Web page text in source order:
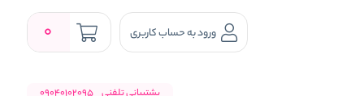
ورود به حساب کاربری 0